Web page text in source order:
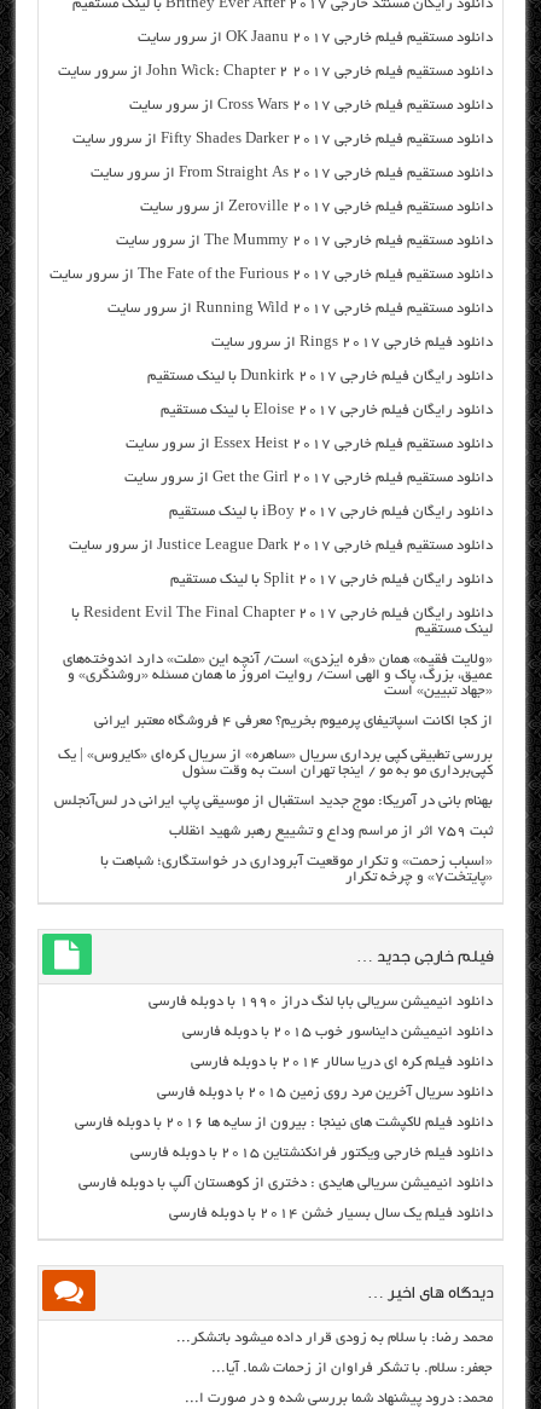
دانلود رایگان مسنتد خارجی Britney Ever After 2017 با لینک مستقیم
دانلود مستقیم فیلم خارجی OK Jaanu 2017 از سرور سایت
دانلود مستقیم فیلم خارجی John Wick: Chapter 2 2017 از سرور سایت
دانلود مستقیم فیلم خارجی Cross Wars 2017 از سرور سایت
دانلود مستقیم فیلم خارجی Fifty Shades Darker 2017 از سرور سایت
دانلود مستقیم فیلم خارجی From Straight As 2017 از سرور سایت
دانلود مستقیم فیلم خارجی Zeroville 2017 از سرور سایت
دانلود مستقیم فیلم خارجی The Mummy 2017 از سرور سایت
دانلود مستقیم فیلم خارجی The Fate of the Furious 2017 از سرور سایت
دانلود مستقیم فیلم خارجی Running Wild 2017 از سرور سایت
دانلود فیلم خارجی Rings 2017 از سرور سایت
دانلود رایگان فیلم خارجی Dunkirk 2017 با لینک مستقیم
دانلود رایگان فیلم خارجی Eloise 2017 با لینک مستقیم
دانلود مستقیم فیلم خارجی Essex Heist 2017 از سرور سایت
دانلود مستقیم فیلم خارجی Get the Girl 2017 از سرور سایت
دانلود رایگان فیلم خارجی iBoy 2017 با لینک مستقیم
دانلود مستقیم فیلم خارجی Justice League Dark 2017 از سرور سایت
دانلود رایگان فیلم خارجی Split 2017 با لینک مستقیم
دانلود رایگان فیلم خارجی Resident Evil The Final Chapter 2017 با
لینک مستقیم
«ولایت فقیه» همان «فره ایزدی» است/ آنچه این «ملت» دارد اندوخته‌های
عمیق، بزرگ، پاک و الهی است/ روایت امروز ما همان مسئله «روشنگری» و
«جهاد تبیین» است
از کجا اکانت اسپاتیفای پرمیوم بخریم؟ معرفی ۴ فروشگاه معتبر ایرانی
بررسی تطبیقی کپی برداری سریال «ساهره» از سریال کره‌ای «کایروس» | یک
کپی‌برداری مو به مو / اینجا تهران است به وقت سئول
بهنام بانی در آمریکا: موج جدید استقبال از موسیقی پاپ ایرانی در لس‌آنجلس
ثبت ۷۵۹ اثر از مراسم وداع و تشییع رهبر شهید انقلاب
«اسباب زحمت» و تکرار موقعیت آبروداری در خواستگاری؛ شباهت با
«پایتخت۷» و چرخه تکرار
فیلم خارجی جدید …
دانلود انیمیشن سریالی بابا لنگ دراز ۱۹۹۰ با دوبله فارسی
دانلود انیمیشن دایناسور خوب ۲۰۱۵ با دوبله فارسی
دانلود فیلم کره ای دریا سالار ۲۰۱۴ با دوبله فارسی
دانلود سریال آخرین مرد روی زمین ۲۰۱۵ با دوبله فارسی
دانلود فیلم لاکپشت های نینجا : بیرون از سایه ها ۲۰۱۶ با دوبله فارسی
دانلود فیلم خارجی ویکتور فرانکنشتاین ۲۰۱۵ با دوبله فارسی
دانلود انیمیشن سریالی هایدی : دختری از کوهستان آلپ با دوبله فارسی
دانلود فیلم یک سال بسیار خشن ۲۰۱۴ با دوبله فارسی
دیدگاه های اخیر …
محمد رضا: با سلام به زودی قرار داده میشود باتشکر...
جعفر: سلام. با تشکر فراوان از زحمات شما. آیا...
محمد: درود پیشنهاد شما بررسی شده و در صورت ا...